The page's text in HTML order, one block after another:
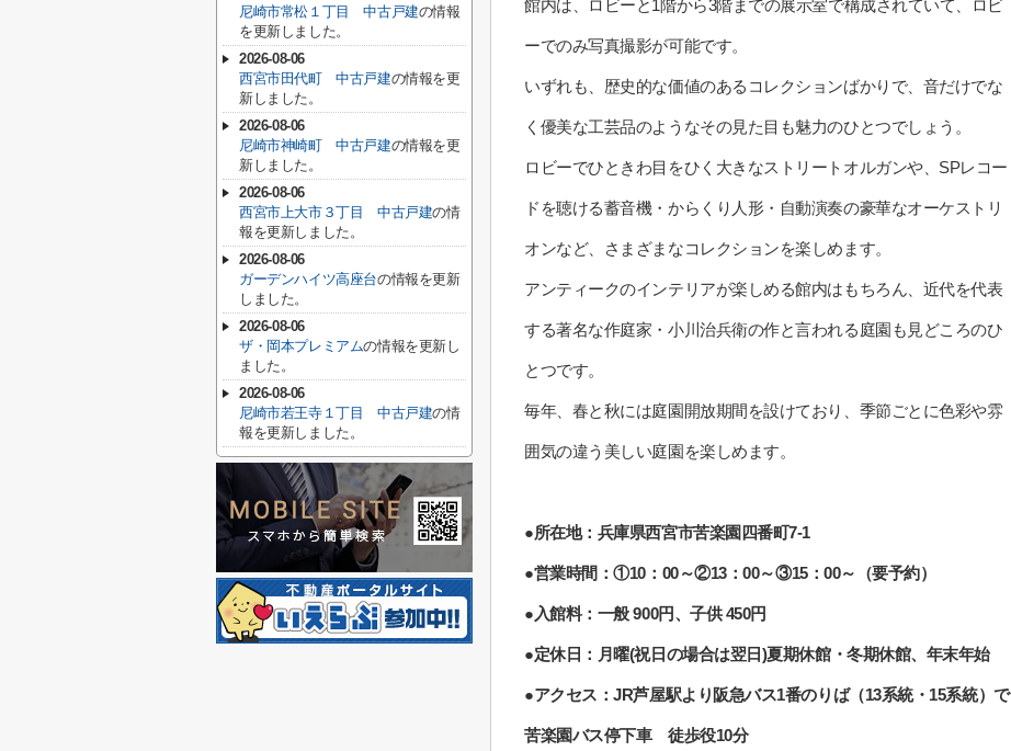
館内は、ロビーと1階から3階までの展示室で構成されていて、ロビ
ーでのみ写真撮影が可能です。
いずれも、歴史的な価値のあるコレクションばかりで、音だけでな
く優美な工芸品のようなその見た目も魅力のひとつでしょう。
ロビーでひときわ目をひく大きなストリートオルガンや、SPレコー
ドを聴ける蓄音機・からくり人形・自動演奏の豪華なオーケストリ
オンなど、さまざまなコレクションを楽しめます。
アンティークのインテリアが楽しめる館内はもちろん、近代を代表
する著名な作庭家・小川治兵衛の作と言われる庭園も見どころのひ
とつです。
毎年、春と秋には庭園開放期間を設けており、季節ごとに色彩や雰
囲気の違う美しい庭園を楽しめます。
●所在地：兵庫県西宮市苦楽園四番町7-1
●営業時間：①10：00～②13：00～③15：00～（要予約）
●入館料：一般 900円、子供 450円
●定休日：月曜(祝日の場合は翌日)夏期休館・冬期休館、年末年始
●アクセス：JR芦屋駅より阪急バス1番のりば（13系統・15系統）で
苦楽園バス停下車 徒歩役10分
尼崎市常松１丁目 中古戸建の情報
を更新しました。
2026-08-06
西宮市田代町 中古戸建の情報を更
新しました。
2026-08-06
尼崎市神崎町 中古戸建の情報を更
新しました。
2026-08-06
西宮市上大市３丁目 中古戸建の情
報を更新しました。
2026-08-06
ガーデンハイツ高座台の情報を更新
しました。
2026-08-06
ザ・岡本プレミアムの情報を更新し
ました。
2026-08-06
尼崎市若王寺１丁目 中古戸建の情
報を更新しました。